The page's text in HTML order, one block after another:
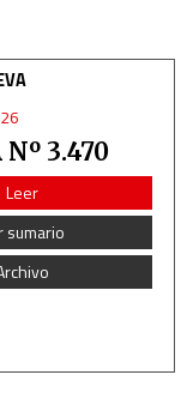
3.470
Leer
sumario